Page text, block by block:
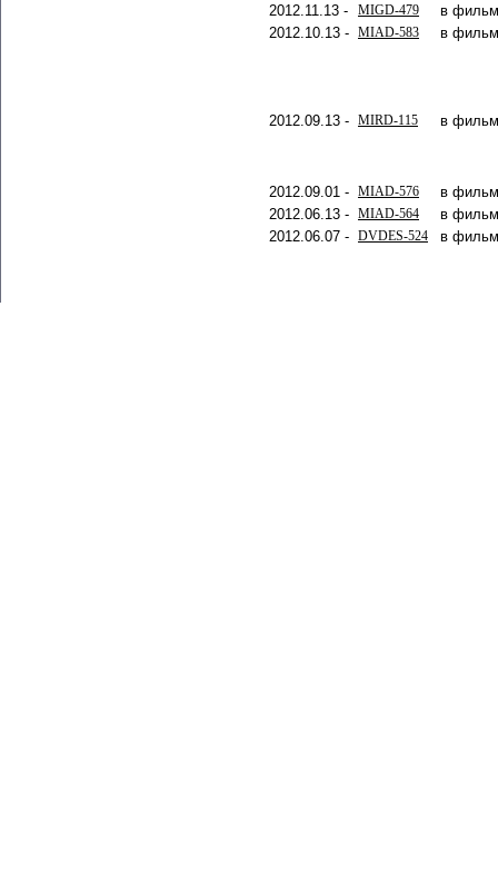
2012.11.13 -
MIGD-479
в
2012.10.13 - MIAD-583 в
2012.09.13 - MIRD-115 в
2012.09.01 - MIAD-576
в
2012.06.13 - MIAD-564
в
2012.06.07 - DVDES-524 в